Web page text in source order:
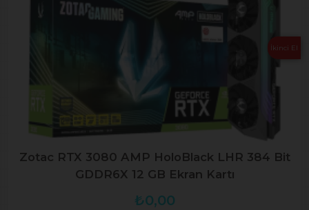
İkinci El
Zotac RTX 3080 AMP HoloBlack LHR 384 Bit
GDDR6X 12 GB Ekran Kartı
₺0,00